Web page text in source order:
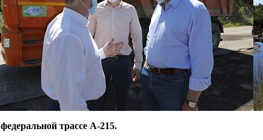
трассе А-215.